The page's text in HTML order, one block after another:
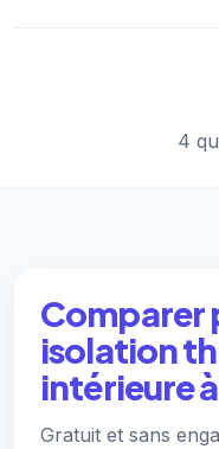
4
Comparer
isolation
intérieure
Gratuit et sans